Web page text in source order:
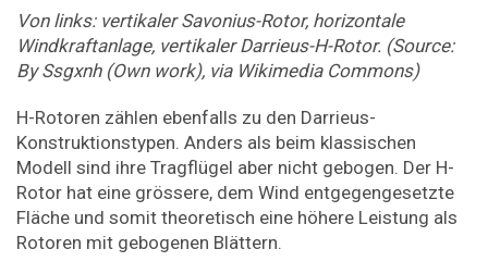
Von links: vertikaler Savonius-Rotor, horizontale
Windkraftanlage, vertikaler Darrieus-H-Rotor. (Source:
By Ssgxnh (Own work), via Wikimedia Commons)
H-Rotoren zählen ebenfalls zu den Darrieus-
Konstruktionstypen. Anders als beim klassischen
Modell sind ihre Tragflügel aber nicht gebogen. Der H-
Rotor hat eine grössere, dem Wind entgegengesetzte
Fläche und somit theoretisch eine höhere Leistung als
Rotoren mit gebogenen Blättern.